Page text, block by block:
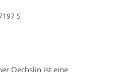
5
Oechslin ist eine